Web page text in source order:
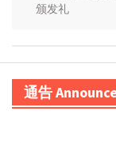
颁发礼
通告